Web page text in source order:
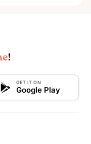
!
GET IT ON
Google Play